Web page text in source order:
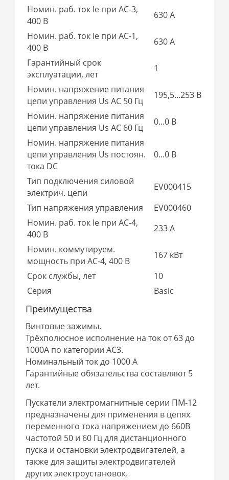
Номин. раб. ток Ie при AC-3,
400 В
630 А
Номин. раб. ток Ie при AC-1,
400 В
630 А
Гарантийный срок
эксплуатации, лет
1
Номин. напряжение питания
цепи управления Us AC 50 Гц
195,5...253 В
Номин. напряжение питания
цепи управления Us AC 60 Гц
0...0 В
Номин. напряжение питания
цепи управления Us постоян.
тока DC
0...0 В
Тип подключения силовой
электрич. цепи
EV000415
Тип напряжения управления
EV000460
Номин. раб. ток Ie при AC-4,
400 В
233 А
Номин. коммутируем.
мощность при AC-4, 400 В
167 кВт
Срок службы, лет
10
Серия
Basic
Преимущества
Винтовые зажимы.
Трёхполюсное исполнение на ток от 63 до
1000А по категории AC3.
Номинальный ток до 1000 А
Гарантийные обязательства составляют 5
лет.
Пускатели электромагнитные серии ПМ-12
предназначены для применения в цепях
переменного тока напряжением до 660В
частотой 50 и 60 Гц для дистанционного
пуска и остановки электродвигателей, а
также для защиты электродвигателей
других электроустановок.